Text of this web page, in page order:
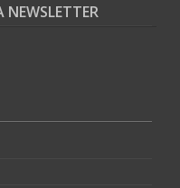
NEWSLETTER